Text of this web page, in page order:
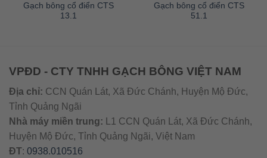
Gạch bông cổ điển CTS
13.1
Gạch bông cổ điển CTS
51.1
VPĐD - CTY TNHH GẠCH BÔNG VIỆT NAM
Địa chỉ: CCN Quán Lát, Xã Đức Chánh, Huyện Mộ Đức,
Tỉnh Quảng Ngãi
Nhà máy miền trung: L1 CCN Quán Lát, Xã Đức Chánh,
Huyện Mộ Đức, Tỉnh Quảng Ngãi, Việt Nam
ĐT: 0938.010516